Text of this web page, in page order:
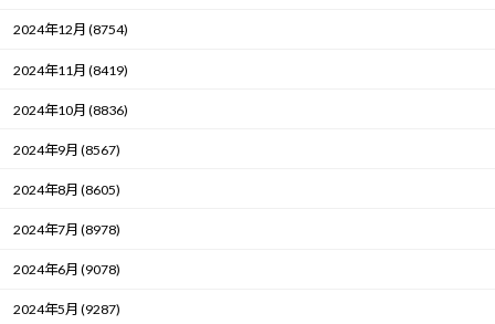
2024年12月 (8754)
2024年11月 (8419)
2024年10月 (8836)
2024年9月 (8567)
2024年8月 (8605)
2024年7月 (8978)
2024年6月 (9078)
2024年5月 (9287)